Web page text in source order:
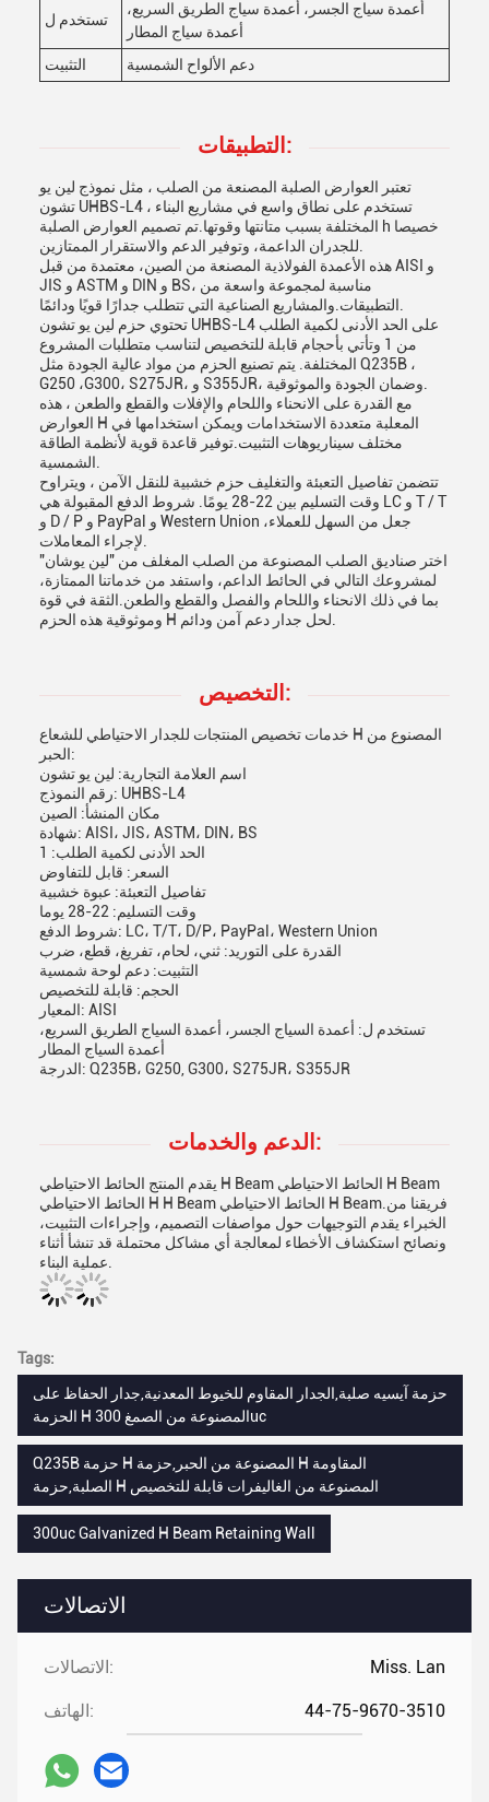
الاتصالات
الاتصالات: Miss. Lan
الهاتف: 44-75-9670-3510
تستخدم ل
أعمدة سياج الجسر، أعمدة سياج الطريق السريع،
أعمدة سياج المطار
التثبيت
دعم الألواح الشمسية
التطبيقات:
تعتبر العوارض الصلبة المصنعة من الصلب ، مثل نموذج لين يو
تشون UHBS-L4 ، تستخدم على نطاق واسع في مشاريع البناء
المختلفة بسبب متانتها وقوتها.تم تصميم العوارض الصلبة h خصيصا
هذه الأعمدة الفولاذية المصنعة من الصين، معتمدة من قبل AISI و
JIS و ASTM و DIN و BS، مناسبة لمجموعة واسعة من
تحتوي حزم لين يو تشون UHBS-L4 على الحد الأدنى لكمية الطلب
من 1 وتأتي بأحجام قابلة للتخصيص لتناسب متطلبات المشروع
المختلفة. يتم تصنيع الحزم من مواد عالية الجودة مثل Q235B ،
مع القدرة على الانحناء واللحام والإفلات والقطع والطعن ، هذه
العوارض H المعلبة متعددة الاستخدامات ويمكن استخدامها في
مختلف سيناريوهات التثبيت.توفير قاعدة قوية لأنظمة الطاقة
تتضمن تفاصيل التعبئة والتغليف حزم خشبية للنقل الآمن ، ويتراوح
وقت التسليم بين 22-28 يومًا. شروط الدفع المقبولة هي LC و T / T
و D / P و PayPal و Western Union ،جعل من السهل للعملاء
اختر صناديق الصلب المصنوعة من الصلب المغلف من "لين يوشان"
لمشروعك التالي في الحائط الداعم، واستفد من خدماتنا الممتازة،
بما في ذلك الانحناء واللحام والفصل والقطع والطعن.الثقة في قوة
التخصيص:
خدمات تخصيص المنتجات للجدار الاحتياطي للشعاع H المصنوع من
الحبر:
اسم العلامة التجارية: لين يو تشون
رقم النموذج: UHBS-L4
مكان المنشأ: الصين
شهادة: AISI، JIS، ASTM، DIN، BS
الحد الأدنى لكمية الطلب: 1
السعر: قابل للتفاوض
تفاصيل التعبئة: عبوة خشبية
وقت التسليم: 22-28 يوما
شروط الدفع: LC، T/T، D/P، PayPal، Western Union
القدرة على التوريد: ثني، لحام، تفريغ، قطع، ضرب
التثبيت: دعم لوحة شمسية
الحجم: قابلة للتخصيص
المعيار: AISI
تستخدم ل: أعمدة السياج الجسر، أعمدة السياج الطريق السريع،
أعمدة السياج المطار
الدرجة: Q235B، G250, G300، S275JR، S355JR
الدعم والخدمات:
يقدم المنتج الحائط الاحتياطي H Beam الحائط الاحتياطي H Beam
الحائط الاحتياطي H H Beam الحائط الاحتياطي H Beam.فريقنا من
الخبراء يقدم التوجيهات حول مواصفات التصميم، وإجراءات التثبيت،
ونصائح استكشاف الأخطاء لمعالجة أي مشاكل محتملة قد تنشأ أثناء
Tags:
حزمة آيسيه صلبة,الجدار المقاوم للخيوط المعدنية,جدار الحفاظ على
الحزمة H المصنوعة من الصمغ 300uc
Q235B حزمة H المصنوعة من الحبر,حزمة H المقاومة
الصلبة,حزمة H المصنوعة من الغاليفرات قابلة للتخصيص
300uc Galvanized H Beam Retaining Wall